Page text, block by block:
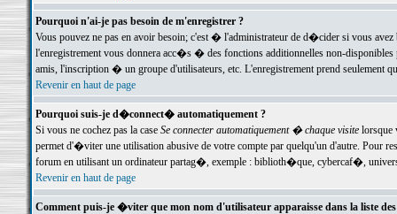
Pourquoi n'ai-je pas besoin de m'enregistrer ?
Vous pouvez ne pas en avoir besoin; c'est � l'administrateur de d�cider si vous
l'enregistrement vous donnera acc�s � des fonctions additionnelles non-
amis, l'inscription � un groupe d'utilisateurs, etc. L'enregistrement prend seulement
Revenir en haut de page
Pourquoi suis-je d�connect� automatiquement ?
Si vous ne cochez pas la case Se connecter automatiquement � chaque visitelorsque
permet d'�viter une utilisation abusive de votre compte par quelqu'un d'autre. Pour
forum en utilisant un ordinateur partag�, exemple : biblioth�que, cybercaf�,
Revenir en haut de page
Comment puis-je �viter que mon nom d'utilisateur apparaisse dans la liste